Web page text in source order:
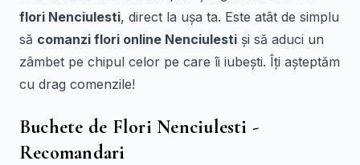
flori Nenciulesti, direct la ușa ta. Este atât de simplu
să comanzi flori online Nenciulesti și să aduci un
zâmbet pe chipul celor pe care îi iubești. Îți așteptăm
cu drag comenzile!
Buchete de Flori Nenciulesti -
Recomandari